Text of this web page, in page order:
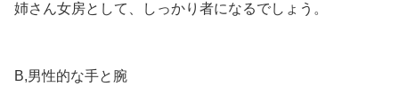
姉さん女房として、しっかり者になるでしょう。
B,男性的な手と腕